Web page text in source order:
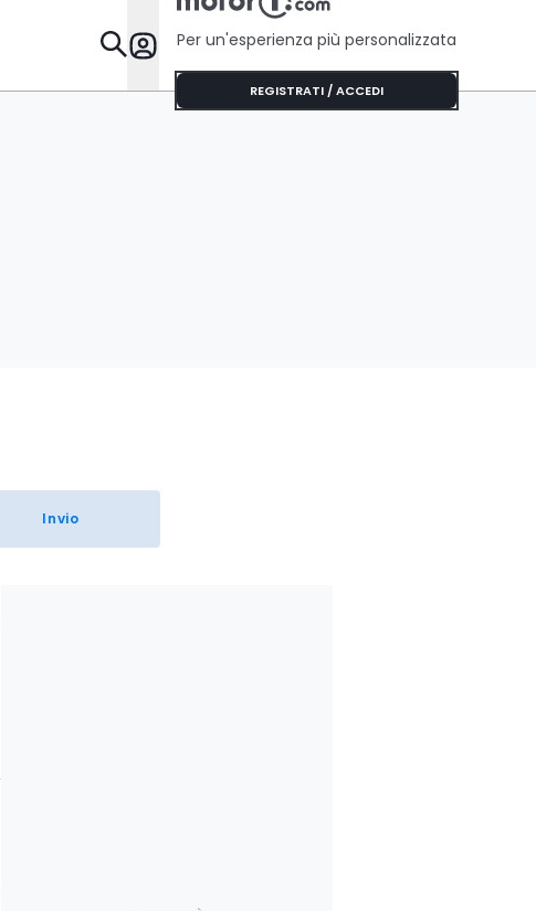
Da Sapere
Per un'esperienza più personalizzata
REGISTRATI / ACCEDI